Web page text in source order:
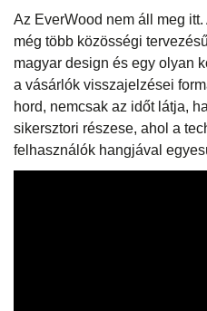
Az EverWood nem áll meg
még több közösségi
magyar design és egy olyan
a vásárlók visszajelzései
hord, nemcsak az időt látja,
sikersztori részese, ahol a
felhasználók hangjával